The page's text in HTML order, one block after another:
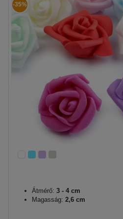
-35%
Átmérő: 3 - 4 cm
Magasság: 2,6 cm